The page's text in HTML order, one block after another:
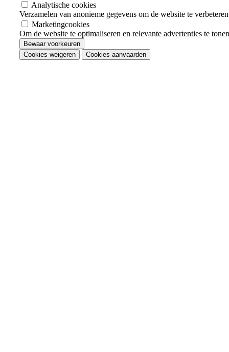
Analytische cookies
Verzamelen van anonieme gegevens om de website te
Marketingcookies
Om de website te optimaliseren en relevante advertenties te
Bewaar voorkeuren
Cookies weigeren
Cookies aanvaarden